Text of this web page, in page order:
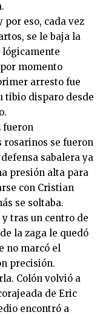
por eso, cada vez
se le baja la
lógicamente
momento
arresto fue
tibio disparo desde
fueron
rosarinos se fueron
sabalera ya
presión alta para
con Cristian
se soltaba.
tras un centro de
la zaga le quedó
no marcó el
precisión.
Colón volvió a
de Eric
encontró a